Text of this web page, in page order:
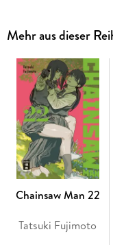
Inhalt Band 11:Denjis
lieb und teuer war,
grausam treibt
Stimme in seinen
Denji sich Makima.
Ende ihrer
kommt zu einem
"Blutig, lustig und
Mehr aus dieser
Chainsaw Man 22
Tatsuki Fujimoto